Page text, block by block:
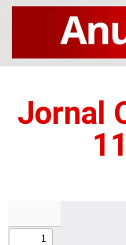
Jornal